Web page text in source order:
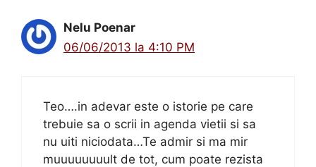
Nelu Poenar
06/06/2013 la 4:10 PM
Teo….in adevar este o istorie pe care
trebuie sa o scrii in agenda vietii si sa
nu uiti niciodata…Te admir si ma mir
muuuuuuuult de tot, cum poate rezista